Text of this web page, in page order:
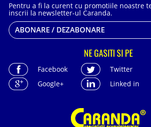
Pentru a fi la curent cu promotiile noastre
inscrii la newsletter-ul Caranda.
ABONARE / DEZABONARE
NE GASITI SI PE
Facebook
Twitter
Google+
Linked in